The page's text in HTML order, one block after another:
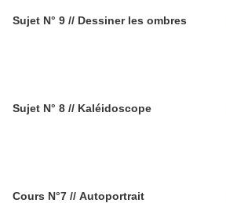
Sujet N° 9 // Dessiner les ombres
Sujet N° 8 // Kaléidoscope
Cours N°7 // Autoportrait